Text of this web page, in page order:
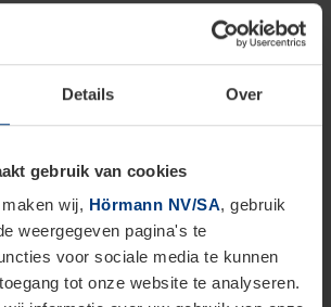
Details Over
gebruik van cookies
wij, Hörmann NV/SA, gebruik
weergegeven pagina's te
voor sociale media te kunnen
tot onze website te analyseren.